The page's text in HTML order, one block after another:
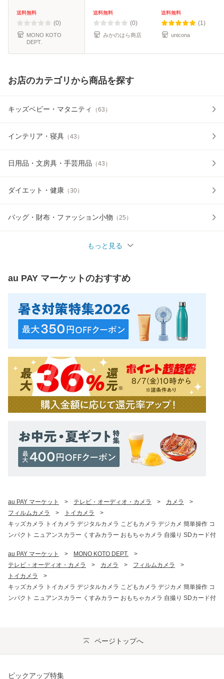
ンスカラー くすみ
カラー おもちゃカ
メラ
送料無料
(0)
MONO KOTO
DEPT.
送料無料
(0)
みかのはら商店
カメラ 自撮り 動画
ゲーム 64GBSDカ
ード付 知
送料無料
(1)
unicona
お店のカテゴリから商品を探す
キッズベビー・マタニティ （63 ）
インテリア・寝具 （43 ）
日用品・文房具・手芸用品 （43 ）
ダイエット・健康 （30）
バッグ・財布・ファッション小物 （25 ）
もっと見る
au PAY マーケットのおすすめ
au PAY マーケット > テレビ・オーディオ・カメラ > カメラ
>
フィルムカメラ
> トイカメラ
>
キッズカメラ トイカメラ デジタルカメラ こどもカメラ デジカメ 簡単操作 コ
ンパクト ニュアンスカラー くすみカラー おもちゃカメラ 自撮り SDカード付
au PAY マーケット > MONO KOTO DEPT.
>
テレビ・オーディオ・カメラ
> カメラ > フィルムカメラ
>
トイカメラ
>
キッズカメラ トイカメラ デジタルカメラ こどもカメラ デジカメ 簡単操作 コ
ンパクト ニュアンスカラー くすみカラー おもちゃカメラ 自撮り SDカード付
ページトップへ
ピックアップ特集